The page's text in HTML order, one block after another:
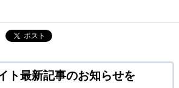
ポスト
ト最新記事のお知らせを